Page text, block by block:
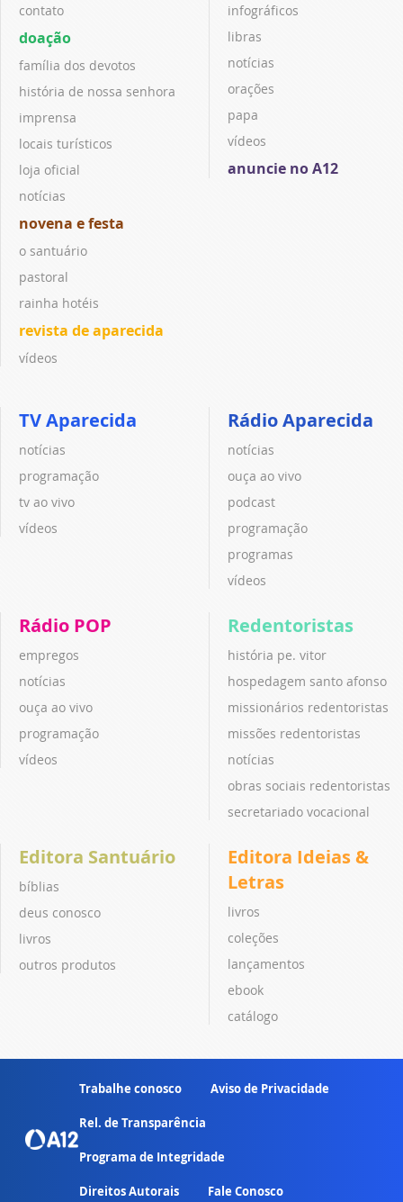
contato
doação
família dos devotos
história de nossa senhora
imprensa
locais turísticos
loja oficial
notícias
novena e festa
o santuário
pastoral
rainha hotéis
revista de aparecida
vídeos
infográficos
libras
notícias
orações
papa
vídeos
anuncie no A12
TV Aparecida
notícias
programação
tv ao vivo
vídeos
Rádio Aparecida
notícias
ouça ao vivo
podcast
programação
programas
vídeos
Rádio POP
empregos
notícias
ouça ao vivo
programação
vídeos
Redentoristas
história pe. vitor
hospedagem santo afonso
missionários redentoristas
missões redentoristas
notícias
obras sociais redentoristas
secretariado vocacional
Editora Santuário
bíblias
deus conosco
livros
outros produtos
Editora Ideias &
Letras
livros
coleções
lançamentos
ebook
catálogo
Trabalhe conosco Aviso de Privacidade
Rel. de Transparência
Programa de Integridade
Direitos Autorais Fale Conosco